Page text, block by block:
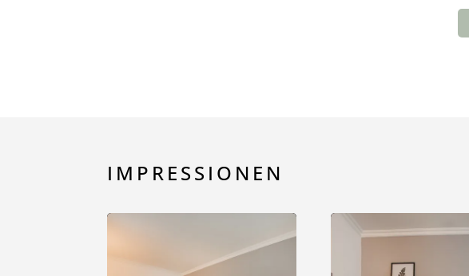
IMPRESSIONEN